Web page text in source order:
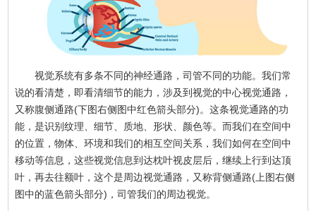
视觉系统有多条不同的神经通路，司管不同的功能。我们常
说的看清楚，即看清细节的能力，涉及到视觉的中心视觉通路，
又称腹侧通路(下图右侧图中红色箭头部分)。这条视觉通路的功
能，是识别纹理、细节、质地、形状、颜色等。而我们在空间中
的位置，物体、环境和我们的相互空间关系，我们如何在空间中
移动等信息，这些视觉信息到达枕叶视皮层后，继续上行到达顶
叶，再去往额叶，这个是周边视觉通路，又称背侧通路(上图右侧
图中的蓝色箭头部分)，司管我们的周边视觉。